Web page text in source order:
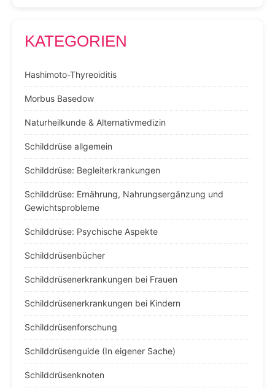
KATEGORIEN
Hashimoto-Thyreoiditis
Morbus Basedow
Naturheilkunde & Alternativmedizin
Schilddrüse allgemein
Schilddrüse: Begleiterkrankungen
Schilddrüse: Ernährung, Nahrungsergänzung und
Gewichtsprobleme
Schilddrüse: Psychische Aspekte
Schilddrüsenbücher
Schilddrüsenerkrankungen bei Frauen
Schilddrüsenerkrankungen bei Kindern
Schilddrüsenforschung
Schilddrüsenguide (In eigener Sache)
Schilddrüsenknoten